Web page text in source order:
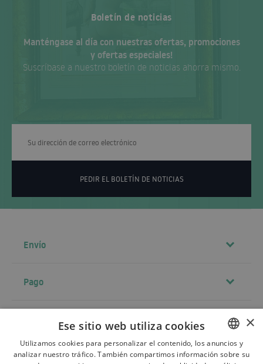
Boletín de noticias
Manténgase al día con nuestras ofertas, promociones
y ofertas especiales!
Suscríbase a nuestro boletín de noticias ahorra mismo.
PEDIR EL BOLETÍN DE NOTICIAS
Envío
Pago
POLISH
×
Ese sitio web utiliza cookies
Utilizamos cookies para personalizar el contenido, los anuncios y
analizar nuestro tráfico. También compartimos información sobre su